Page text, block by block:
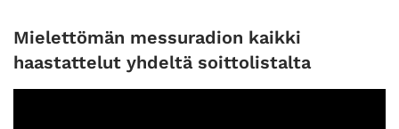
Mielettömän messuradion kaikki
haastattelut yhdeltä soittolistalta